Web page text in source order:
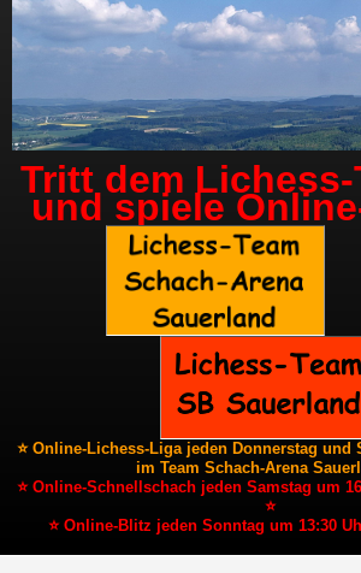
Tritt dem Lichess-
und spiele
⭐ Online-Lichess-Liga jeden Donnerstag und
im Team Schach-Arena
⭐ Online-Schnellschach jeden Samstag um
⭐
⭐ Online-Blitz jeden Sonntag um 13:30